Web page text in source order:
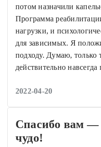
потом назначили
Программа
нагрузки, и
для зависимых. Я
подходу. Думаю, только
действительно
2022-04-20
Спасибо вам —
чудо!